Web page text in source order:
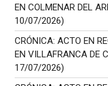
EN COLMENAR DEL
10/07/2026)
CRÓNICA: ACTO EN
EN VILLAFRANCA DE
17/07/2026)